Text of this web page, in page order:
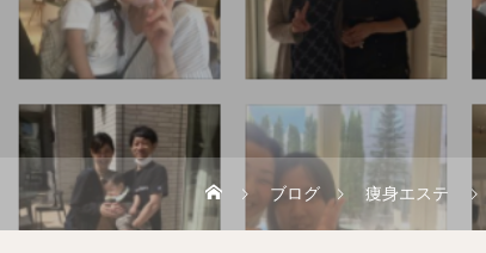
ブログ 痩身エステ